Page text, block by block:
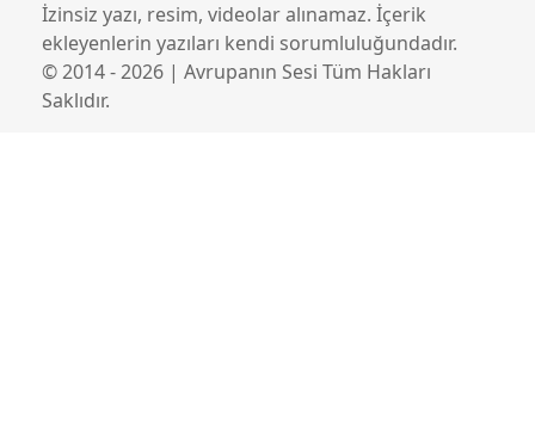
İzinsiz yazı, resim, videolar alınamaz. İçerik
ekleyenlerin yazıları kendi sorumluluğundadır.
© 2014 - 2026 | Avrupanın Sesi Tüm Hakları
Saklıdır.